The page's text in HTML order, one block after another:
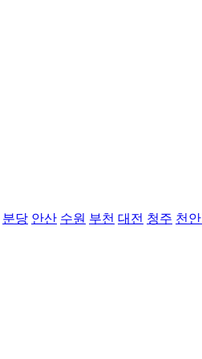
분당 안산 수원 부천 대전 청주 천